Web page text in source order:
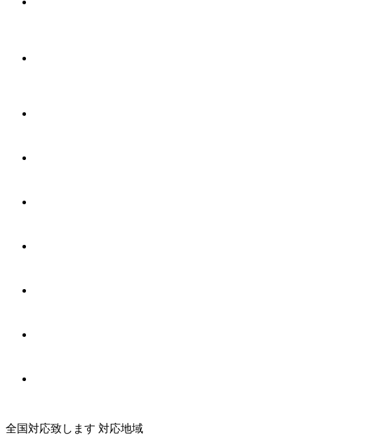
全国対応致します 対応地域